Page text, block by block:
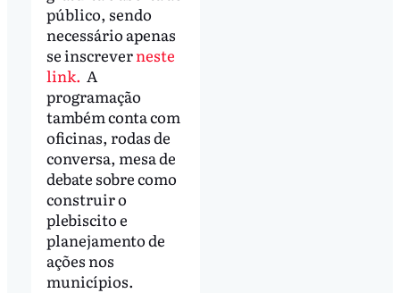
público, sendo
necessário apenas
se inscreverneste
link. A
programação
também conta com
oficinas, rodas de
conversa, mesa de
debate sobre como
construir o
plebiscito e
planejamento de
ações nos
municípios.